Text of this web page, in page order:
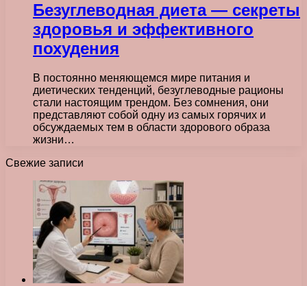
Безуглеводная диета — секреты
здоровья и эффективного
похудения
В постоянно меняющемся мире питания и
диетических тенденций, безуглеводные рационы
стали настоящим трендом. Без сомнения, они
представляют собой одну из самых горячих и
обсуждаемых тем в области здорового образа
жизни…
Свежие записи